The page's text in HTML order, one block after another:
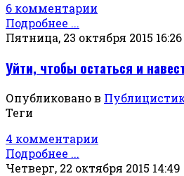
6 комментарии
Подробнее ...
Пятница, 23 октября 2015 16:26
Уйти, чтобы остаться и
Опубликовано в
Теги
4 комментарии
Подробнее ...
Четверг, 22 октября 2015 14:49